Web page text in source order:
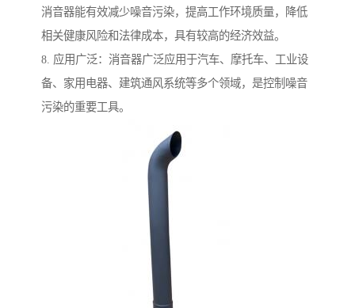
消音器能有效减少噪音污染，提高工作环境质量，降低
相关健康风险和法律成本，具有较高的经济效益。
8. 应用广泛：消音器广泛应用于汽车、摩托车、工业设
备、家用电器、建筑通风系统等多个领域，是控制噪音
污染的重要工具。